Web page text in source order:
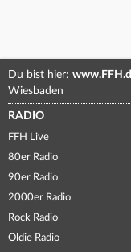
Du bist hier:
Wiesbaden
RADIO
FFH Live
80er Radio
90er Radio
2000er Radio
Rock Radio
Oldie Radio